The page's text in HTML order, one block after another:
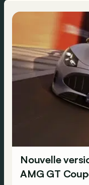
Nouvelle
AMG GT